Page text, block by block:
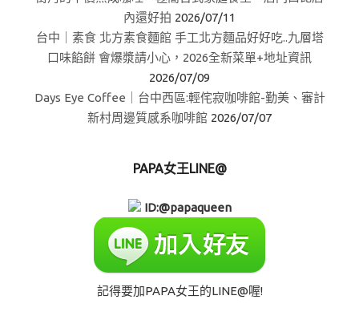
內還好拍 2026/07/11
台中｜素食 北方素食麵館 手工北方麵品好好吃..九層塔
口味餡餅 會爆漿請小心，2026全新菜單+地址資訊
2026/07/09
Days Eye Coffee｜台中西區:輕侘寂咖啡館-勤美、審計
新村周邊質感系咖啡館 2026/07/07
PAPA女王LINE@
ID:@papaqueen
記得要加PAPA女王的LINE@喔!